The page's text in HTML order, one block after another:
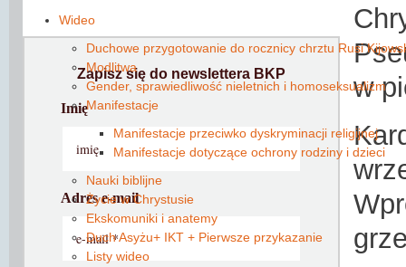
Wideo
Duchowe przygotowanie do rocznicy chrztu Rusi
Modlitwa
Gender, sprawiedliwość nieletnich i homoseksualizm
Manifestacje
Manifestacje przeciwko dyskryminacji religijnej
Manifestacje dotyczące ochrony rodziny i dzieci
Nauki biblijne
Życie w Chrystusie
Ekskomuniki i anatemy
Duch Asyżu+ IKT + Pierwsze przykazanie
Listy wideo
w
Zapisz się do newslettera BKP
Imię
Adres e-mail